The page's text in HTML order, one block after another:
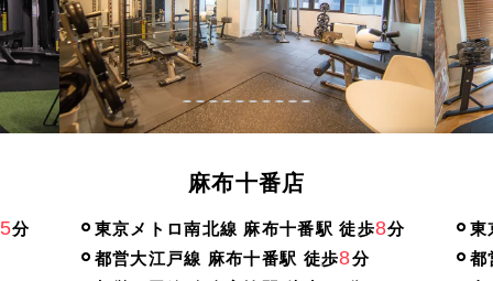
5分
麻布十番店
東京メトロ南北線 麻布十番駅 徒歩8分
都営大江戸線 麻布十番駅 徒歩8分
東
都